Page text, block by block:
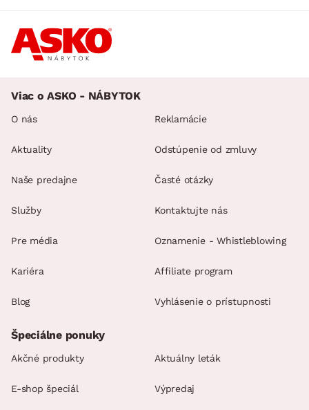
Viac o ASKO - NÁBYTOK
O nás
Aktuality
Naše predajne
Služby
Pre média
Kariéra
Blog
Reklamácie
Odstúpenie od zmluvy
Časté otázky
Kontaktujte nás
Oznamenie - Whistleblowing
Affiliate program
Vyhlásenie o prístupnosti
Špeciálne ponuky
Akčné produkty Aktuálny leták
E-shop špeciál Výpredaj